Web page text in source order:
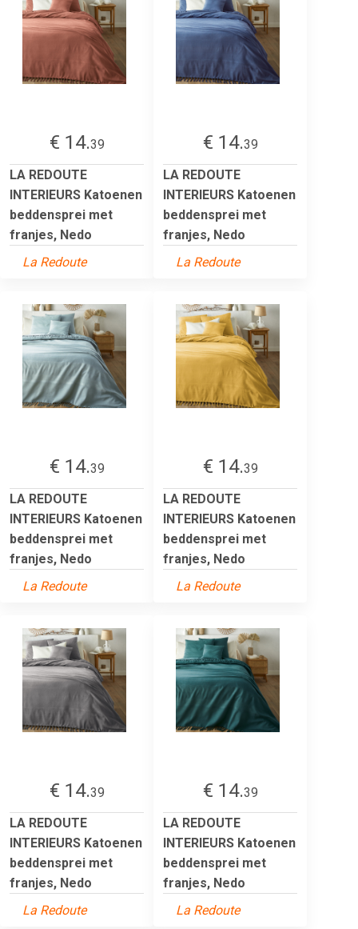
€ 14.39
LA REDOUTE
INTERIEURS Katoenen
beddensprei met
franjes, Nedo
La Redoute
€ 14.39
LA REDOUTE
INTERIEURS Katoenen
beddensprei met
franjes, Nedo
La Redoute
€ 14.39
LA REDOUTE
INTERIEURS Katoenen
beddensprei met
franjes, Nedo
La Redoute
€ 14.39
LA REDOUTE
INTERIEURS Katoenen
beddensprei met
franjes, Nedo
La Redoute
€ 14.39
LA REDOUTE
INTERIEURS Katoenen
beddensprei met
franjes, Nedo
La Redoute
€ 14.39
LA REDOUTE
INTERIEURS Katoenen
beddensprei met
franjes, Nedo
La Redoute